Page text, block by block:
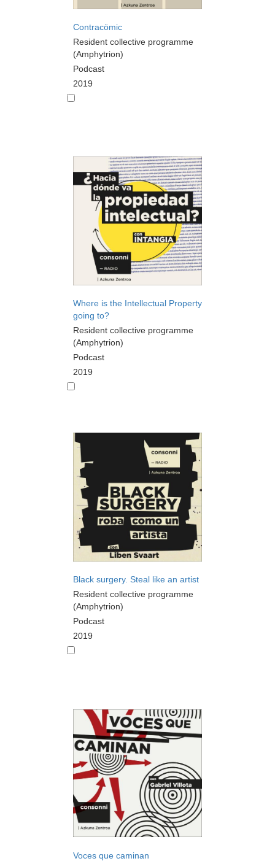
Contracömic
Resident collective programme
(Amphytrion)
Podcast
2019
Where is the Intellectual Property
going to?
Resident collective programme
(Amphytrion)
Podcast
2019
Black surgery. Steal like an artist
Resident collective programme
(Amphytrion)
Podcast
2019
Voces que caminan